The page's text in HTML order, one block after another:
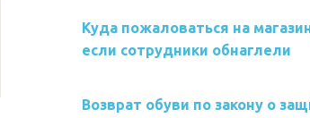
Куда пожаловаться на
если сотрудники обнаглели
Возврат обуви по закону о